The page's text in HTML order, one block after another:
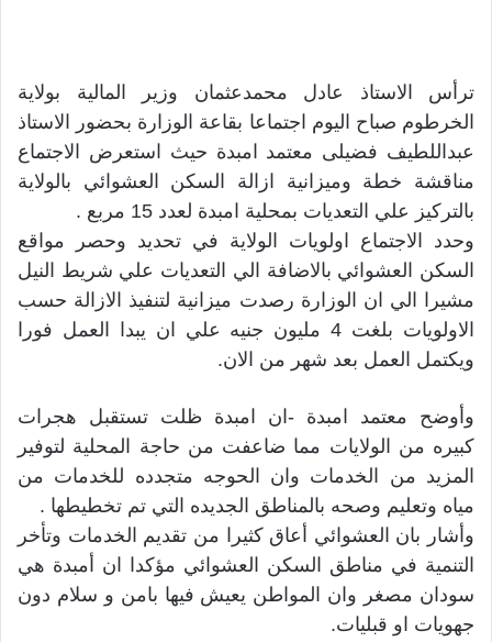
ترأس الاستاذ عادل محمدعثمان وزير المالية بولاية
الخرطوم صباح اليوم اجتماعا بقاعة الوزارة بحضور الاستاذ
عبداللطيف فضيلى معتمد امبدة حيث استعرض الاجتماع
مناقشة خطة وميزانية ازالة السكن العشوائي بالولاية
بالتركيز علي التعديات بمحلية امبدة لعدد 15 مربع .
وحدد الاجتماع اولويات الولاية في تحديد وحصر مواقع
السكن العشوائي بالاضافة الي التعديات علي شريط النيل
مشيرا الي ان الوزارة رصدت ميزانية لتنفيذ الازالة حسب
الاولويات بلغت 4 مليون جنيه علي ان يبدا العمل فورا
ويكتمل العمل بعد شهر من الان.
وأوضح معتمد امبدة -ان امبدة ظلت تستقبل هجرات
كبيره من الولايات مما ضاعفت من حاجة المحلية لتوفير
المزيد من الخدمات وان الحوجه متجدده للخدمات من
مياه وتعليم وصحه بالمناطق الجديده التي تم تخطيطها .
وأشار بان العشوائي أعاق كثيرا من تقديم الخدمات وتأخر
التنمية في مناطق السكن العشوائي مؤكدا ان أمبدة هي
سودان مصغر وان المواطن يعيش فيها بامن و سلام دون
جهويات او قبليات.